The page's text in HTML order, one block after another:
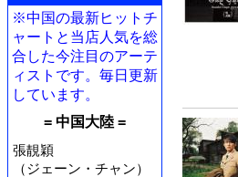
※中国の最新ヒットチ
ャートと当店人気を総
合した今注目のアーテ
ィストです。毎日更新
しています。
= 中国大陸 =
張靚穎
（ジェーン・チャン）